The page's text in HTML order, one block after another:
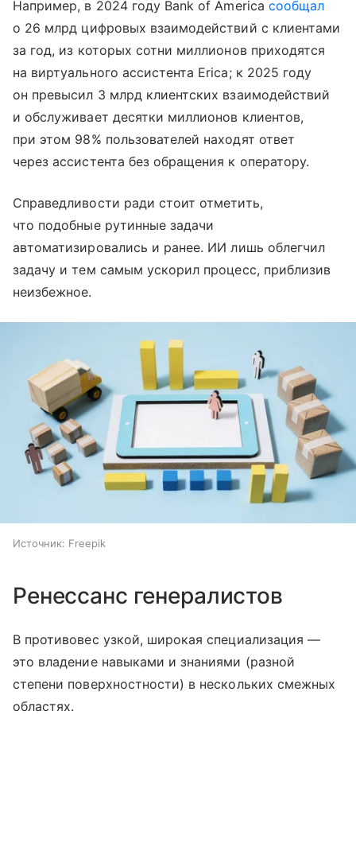
Например, в 2024 году Bank of America сообщал
о 26 млрд цифровых взаимодействий с клиентами
за год, из которых сотни миллионов приходятся
на виртуального ассистента Erica; к 2025 году
он превысил 3 млрд клиентских взаимодействий
и обслуживает десятки миллионов клиентов,
при этом 98% пользователей находят ответ
через ассистента без обращения к оператору.
Справедливости ради стоит отметить,
что подобные рутинные задачи
автоматизировались и ранее. ИИ лишь облегчил
задачу и тем самым ускорил процесс, приблизив
неизбежное.
Источник: Freepik
Ренессанс генералистов
В противовес узкой, широкая специализация —
это владение навыками и знаниями (разной
степени поверхностности) в нескольких смежных
областях.